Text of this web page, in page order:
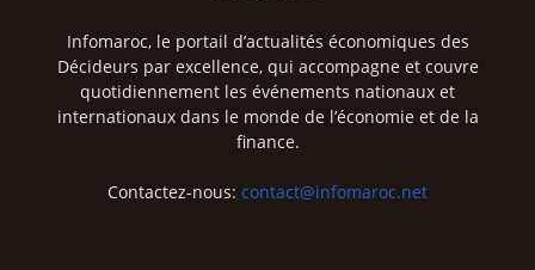
Infomaroc, le portail d’actualités économiques des
Décideurs par excellence, qui accompagne et couvre
quotidiennement les événements nationaux et
internationaux dans le monde de l’économie et de la
finance.
Contactez-nous: contact@infomaroc.net